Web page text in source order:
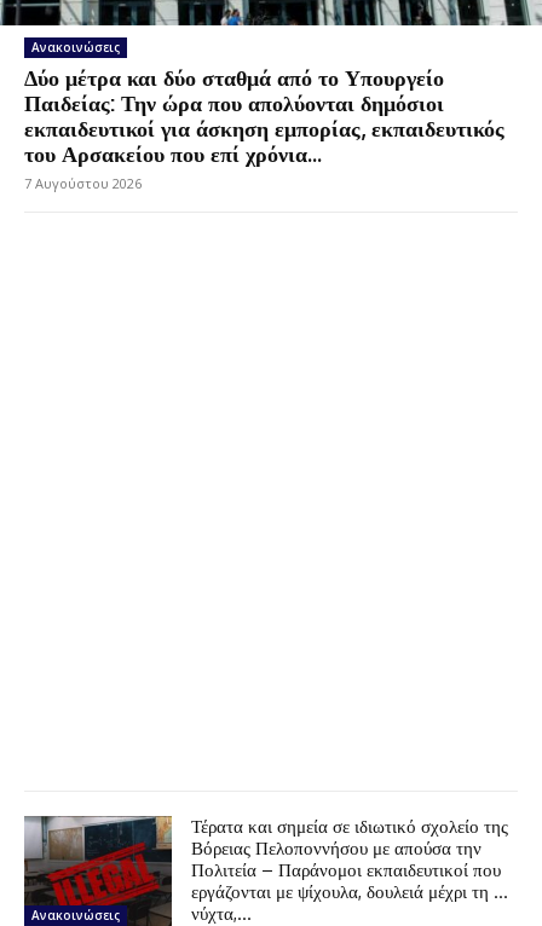
Ανακοινώσεις
Δύο μέτρα και δύο σταθμά από το Υπουργείο
Παιδείας: Την ώρα που απολύονται δημόσιοι
εκπαιδευτικοί για άσκηση εμπορίας, εκπαιδευτικός
του Αρσακείου που επί χρόνια...
7 Αυγούστου 2026
Ανακοινώσεις
Τέρατα και σημεία σε ιδιωτικό σχολείο της
Βόρειας Πελοποννήσου με απούσα την
Πολιτεία – Παράνομοι εκπαιδευτικοί που
εργάζονται με ψίχουλα, δουλειά μέχρι τη …
νύχτα,...